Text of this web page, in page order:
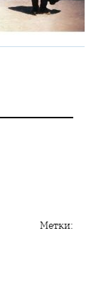
Метки: